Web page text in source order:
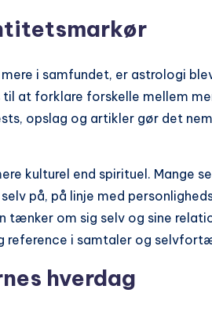
i samfundet, er astrologi
at forklare forskelle mellem
opslag og artikler gør det
kulturel end spirituel. Mange
på, på linje med
tænker om sig selv og sine
reference i samtaler og
hverdag